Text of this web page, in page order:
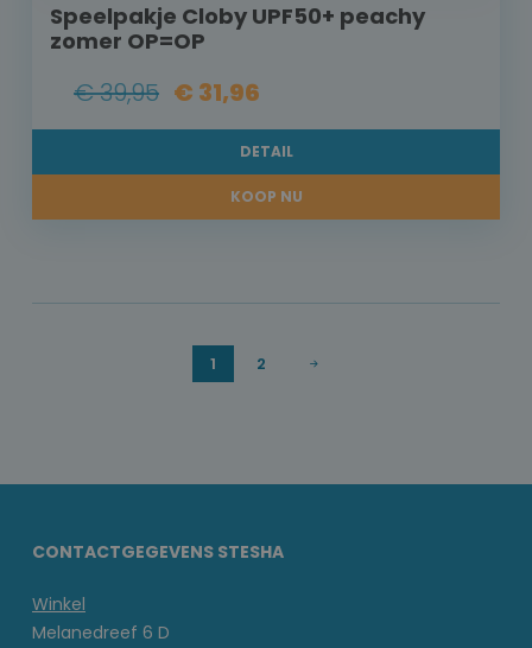
Speelpakje Cloby UPF50+ peachy
zomer OP=OP
€ 39,95 € 31,96
DETAIL
KOOP NU
1 2
CONTACTGEGEVENS STESHA
Winkel
Melanedreef 6 D